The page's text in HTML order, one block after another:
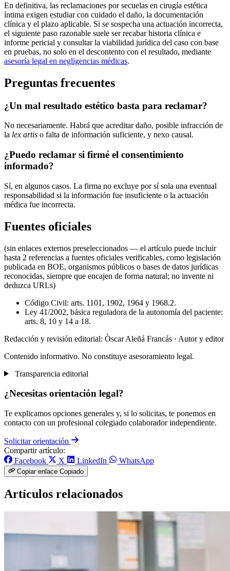
En definitiva, las reclamaciones por secuelas en cirugía estética
íntima exigen estudiar con cuidado el daño, la documentación
clínica y el plazo aplicable. Si se sospecha una actuación incorrecta,
el siguiente paso razonable suele ser recabar historia clínica e
informe pericial y consultar la viabilidad jurídica del caso con base
en pruebas, no solo en el descontento con el resultado, mediante
asesoría legal en negligencias médicas.
Preguntas frecuentes
¿Un mal resultado estético basta para reclamar?
No necesariamente. Habrá que acreditar daño, posible infracción de
la lex artis o falta de información suficiente, y nexo causal.
¿Puedo reclamar si firmé el consentimiento
informado?
Sí, en algunos casos. La firma no excluye por sí sola una eventual
responsabilidad si la información fue insuficiente o la actuación
médica fue incorrecta.
Fuentes oficiales
(sin enlaces externos preseleccionados — el artículo puede incluir
hasta 2 referencias a fuentes oficiales verificables, como legislación
publicada en BOE, organismos públicos o bases de datos jurídicas
reconocidas, siempre que encajen de forma natural; no invente ni
deduzca URLs)
Código Civil: arts. 1101, 1902, 1964 y 1968.2.
Ley 41/2002, básica reguladora de la autonomía del paciente:
arts. 8, 10 y 14 a 18.
Redacción y revisión editorial: Òscar Aleñá Francás · Autor y editor
Contenido informativo. No constituye asesoramiento legal.
Transparencia editorial
¿Necesitas orientación legal?
Te explicamos opciones generales y, si lo solicitas, te ponemos en
contacto con un profesional colegiado colaborador independiente.
Solicitar orientación
Compartir artículo:
Facebook
X LinkedIn WhatsApp
Copiar enlace Copiado
Artículos relacionados